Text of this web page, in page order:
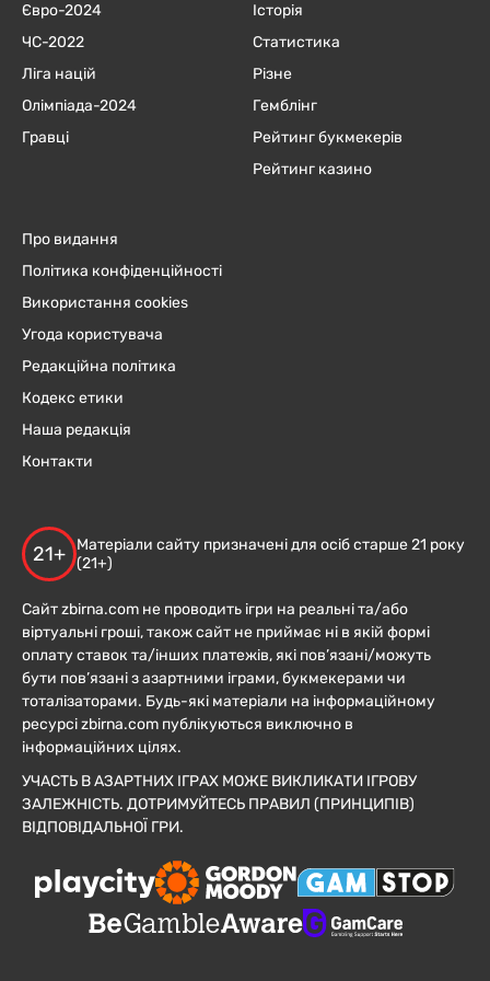
Євро-2024
ЧC-2022
Ліга націй
Олімпіада-2024
Гравці
Історія
Статистика
Різне
Гемблінг
Рейтинг букмекерів
Рейтинг казино
Про видання
Політика конфіденційності
Використання cookies
Угода користувача
Редакційна політика
Кодекс етики
Наша редакція
Контакти
21+
Матеріали сайту призначені для осіб старше 21 року
(21+)
Сайт zbirna.com не проводить ігри на реальні та/або
віртуальні гроші, також сайт не приймає ні в якій формі
оплату ставок та/інших платежів, які пов’язані/можуть
бути пов’язані з азартними іграми, букмекерами чи
тоталізаторами. Будь-які матеріали на інформаційному
ресурсі zbirna.com публікуються виключно в
інформаційних цілях.
УЧАСТЬ В АЗАРТНИХ ІГРАХ МОЖЕ ВИКЛИКАТИ ІГРОВУ
ЗАЛЕЖНІСТЬ. ДОТРИМУЙТЕСЬ ПРАВИЛ (ПРИНЦИПІВ)
ВІДПОВІДАЛЬНОЇ ГРИ.